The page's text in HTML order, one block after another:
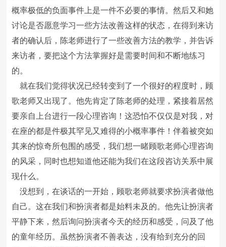
概率极低的负面事件上是一件不必要的事情。然后又和她
讨论是否愿意学习一些方法改善这样的状态，在得到来访
者的确认后，陈老师进行了一些改善方法的教学，并告诉
来访者，要把这个方法掌握好是需要时间和不断地练习
的。
就在我们觉得状况已经转变到了一个很好的程度时，顾
歌老师又出现了。他先肯定了陈老师的处理，紧接着居然
要亲自上台进行一段心理咨询！这恐怕不仅仅是对我，对
在座的都是件极其罕见又难得的小概率事件！伴着被突如
其来的惊奇所包围的感受，我们想一睹顾歌老师心理咨询
的风采，同时也想知道他还能为我们在这段咨访关系中展
现什么。
没想到，在谈话的一开始，顾歌老师就要求扮演者做他
自己。这在我们和扮演者都是始料未及的。他先让扮演者
平静下来，然后询问扮演者今天的经历和感受，问及了他
的童年经历。虽然扮演者不善表达，没有给到充分的回